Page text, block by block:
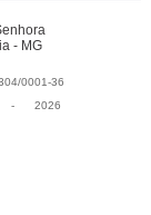
- MG
0001-36
- 2026